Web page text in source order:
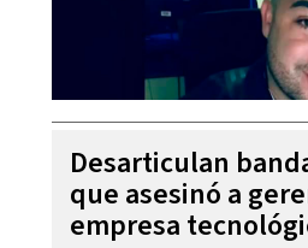
Desarticulan
que asesinó a
empresa